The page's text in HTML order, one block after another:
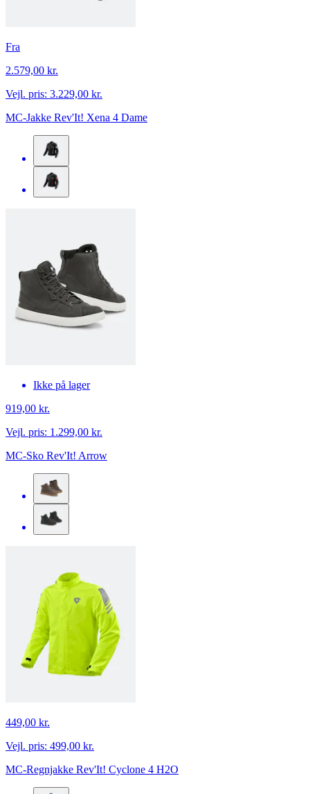
Fra
2.579,00 kr.
Vejl. pris: 3.229,00 kr.
MC-Jakke Rev'It! Xena 4 Dame
Ikke på lager
919,00 kr.
Vejl. pris: 1.299,00 kr.
MC-Sko Rev'It! Arrow
449,00 kr.
Vejl. pris: 499,00 kr.
MC-Regnjakke Rev'It! Cyclone 4 H2O